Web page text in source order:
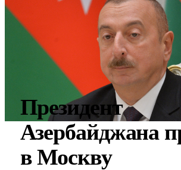
Президент
Азербайджана
в Москву